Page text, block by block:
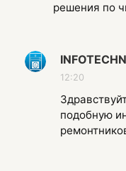
решения по
12:20
подобную